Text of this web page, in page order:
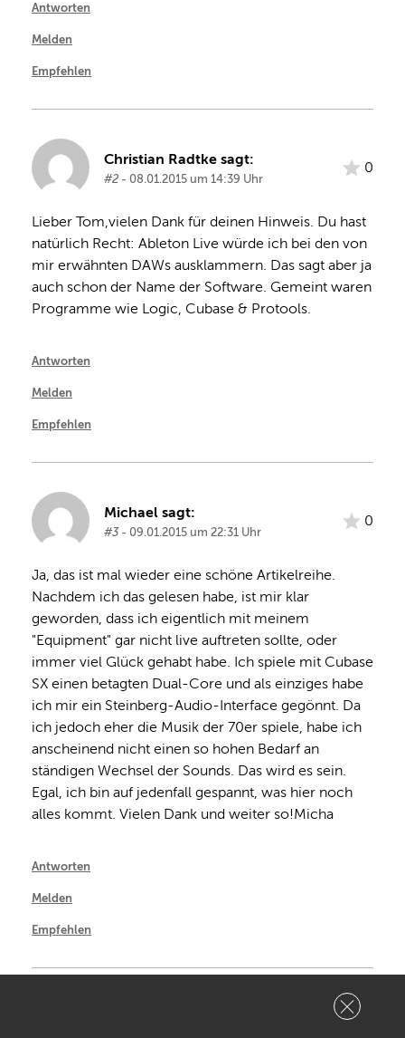
Antworten
Melden
Empfehlen
Christian Radtke sagt:
#2 - 08.01.2015 um 14:39 Uhr
0
Lieber Tom,vielen Dank für deinen Hinweis. Du hast
natürlich Recht: Ableton Live würde ich bei den von
mir erwähnten DAWs ausklammern. Das sagt aber ja
auch schon der Name der Software. Gemeint waren
Programme wie Logic, Cubase & Protools.
Antworten
Melden
Empfehlen
Michael sagt:
#3- 09.01.2015 um 22:31 Uhr
0
Ja, das ist mal wieder eine schöne Artikelreihe.
Nachdem ich das gelesen habe, ist mir klar
geworden, dass ich eigentlich mit meinem
"Equipment" gar nicht live auftreten sollte, oder
immer viel Glück gehabt habe. Ich spiele mit Cubase
SX einen betagten Dual-Core und als einziges habe
ich mir ein Steinberg-Audio-Interface gegönnt. Da
ich jedoch eher die Musik der 70er spiele, habe ich
anscheinend nicht einen so hohen Bedarf an
ständigen Wechsel der Sounds. Das wird es sein.
Egal, ich bin auf jedenfall gespannt, was hier noch
alles kommt. Vielen Dank und weiter so!Micha
Antworten
Melden
Empfehlen